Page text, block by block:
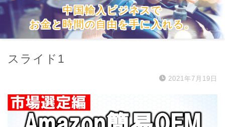
中国輸入ビジネスで
お金と時間の自由を手に入れる。
スライド1
2021年7月19日